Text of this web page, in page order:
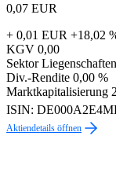
0,07 EUR
+ 0,01 EUR +18,02
KGV 0,00
Sektor Liegenschaften
Div.-Rendite 0,00 %
Marktkapitalisierung
ISIN:
Aktiendetails öffnen